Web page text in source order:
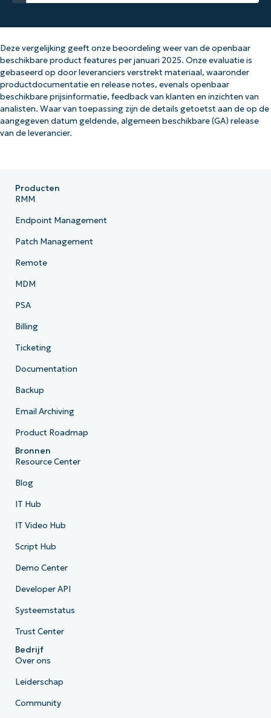
Deze vergelijking geeft onze beoordeling weer van de openbaar
beschikbare product features per januari 2025. Onze evaluatie is
gebaseerd op door leveranciers verstrekt materiaal, waaronder
productdocumentatie en release notes, evenals openbaar
beschikbare prijsinformatie, feedback van klanten en inzichten van
analisten. Waar van toepassing zijn de details getoetst aan de op de
aangegeven datum geldende, algemeen beschikbare (GA) release
van de leverancier.
Producten
RMM
Endpoint Management
Patch Management
Remote
MDM
PSA
Billing
Ticketing
Documentation
Backup
Email Archiving
Product Roadmap
Bronnen
Resource Center
Blog
IT Hub
IT Video Hub
Script Hub
Demo Center
Developer API
Systeemstatus
Trust Center
Bedrijf
Over ons
Leiderschap
Community